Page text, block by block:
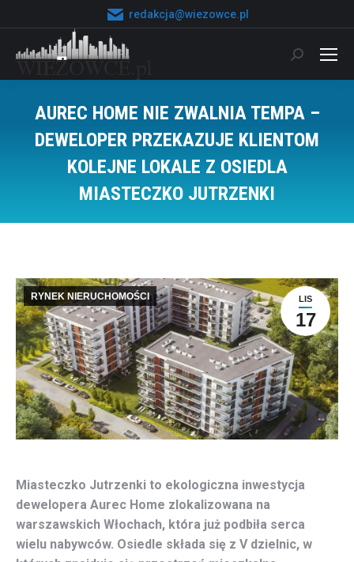
redakcja@wiezowce.pl
Szukaj:
AUREC HOME NIE ZWALNIA TEMPA –
DEWELOPER PRZEKAZUJE KLIENTOM
KOLEJNE LOKALE Z OSIEDLA
MIASTECZKO JUTRZENKI
LIS
17
RYNEK NIERUCHOMOŚCI
Miasteczko Jutrzenki to ekologiczna inwestycja
dewelopera Aurec Home zlokalizowana na
warszawskich Włochach, która już podbiła serca
wielu nabywców. Osiedle składa się z V dzielnic, w